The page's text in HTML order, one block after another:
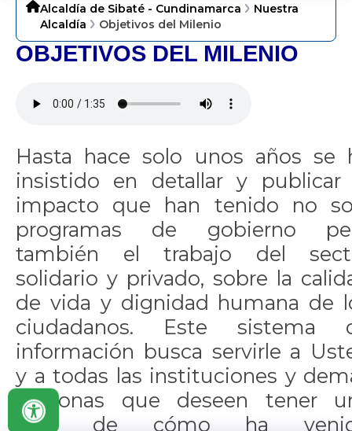
Alcaldía de Sibaté - Cundinamarca
Nuestra
Alcaldía
Objetivos del Milenio
OBJETIV​OS DEL MILENIO
Hasta hace solo unos años se
insistido en detallar y publicar
impacto que han tenido no
programas de gobierno
también el trabajo del
solidario y privado, sobre la
de vida y dignidad humana de
ciudadanos. Este sistema
información busca servirle a
y a todas las instituciones y
personas que deseen tener
idea de cómo ha